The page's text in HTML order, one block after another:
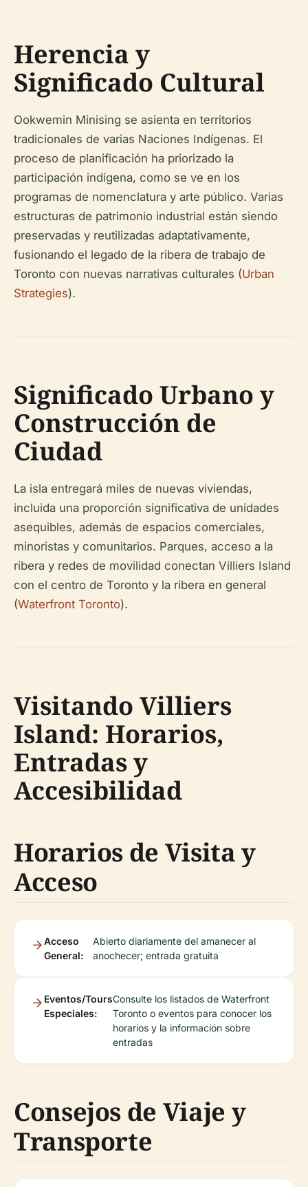
Herencia y
Significado Cultural
Ookwemin Minising se asienta en territorios
tradicionales de varias Naciones Indígenas. El
proceso de planificación ha priorizado la
participación indígena, como se ve en los
programas de nomenclatura y arte público. Varias
estructuras de patrimonio industrial están siendo
preservadas y reutilizadas adaptativamente,
fusionando el legado de la ribera de trabajo de
Toronto con nuevas narrativas culturales (Urban
Strategies).
Significado Urbano y
Construcción de
Ciudad
La isla entregará miles de nuevas viviendas,
incluida una proporción significativa de unidades
asequibles, además de espacios comerciales,
minoristas y comunitarios. Parques, acceso a la
ribera y redes de movilidad conectan Villiers Island
con el centro de Toronto y la ribera en general
(Waterfront Toronto).
Visitando Villiers
Island: Horarios,
Entradas y
Accesibilidad
Horarios de Visita y
Acceso
Acceso
General:
Abierto diariamente del amanecer al
anochecer; entrada gratuita
Eventos/Tours
Especiales:
Consulte los listados de Waterfront
Toronto o eventos para conocer los
horarios y la información sobre
entradas
Consejos de Viaje y
Transporte